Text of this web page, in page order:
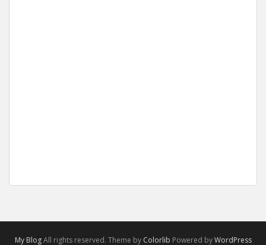
My BlogAll rights reserved. Theme by Colorlib Powered byWordPress